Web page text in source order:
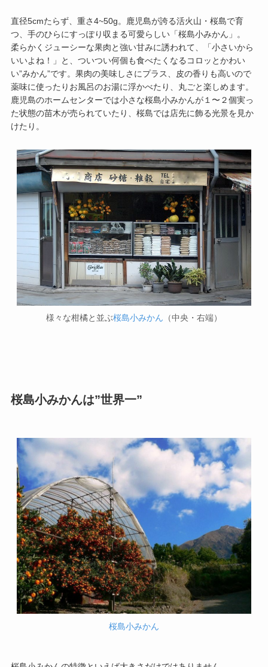
直径5cmたらず、重さ4~50g。鹿児島が誇る活火山・桜島で育
つ、手のひらにすっぽり収まる可愛らしい「桜島小みかん」。
柔らかくジューシーな果肉と強い甘みに誘われて、「小さいから
いいよね！」と、ついつい何個も食べたくなるコロッとかわい
い”みかん”です。果肉の美味しさにプラス、皮の香りも高いので
薬味に使ったりお風呂のお湯に浮かべたり、丸ごと楽しめます。
鹿児島のホームセンターでは小さな桜島小みかんが１〜２個実っ
た状態の苗木が売られていたり、桜島では店先に飾る光景を見か
けたり。
様々な柑橘と並ぶ桜島小みかん （中央・右端）
桜島小みかんは”世界一”
桜島小みかん